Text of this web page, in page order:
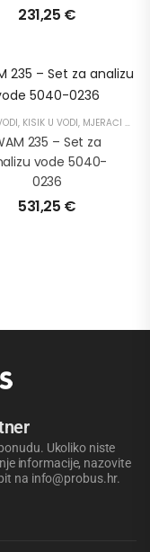
231,25 €
METRI
, KISIK U VODI, MJERAČI KOLIČINE SOLI
235 – Set za
vode 5040-
0236
531,25 €
Ukoliko niste
informacije, nazovite
na info@probus.hr.